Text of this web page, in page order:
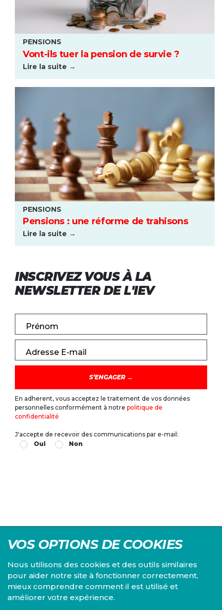
PENSIONS
Vont-ils tuer la pension de survie ?
Lire la suite →
PENSIONS
Pensions : une réforme de trahisons
Lire la suite →
INSCRIVEZ VOUS À LA
NEWSLETTER DE L'IEV
Prénom
Adresse E-mail
En adherent, vous acceptez le traitement de vos données
personnelles conformément à notre politique de
confidentialité
J'accepte de recevoir des communications par e-mail:
Oui
Non
VOS OPTIONS DE COOKIES
Nous utilisons des cookies et des outils similaires
pour aider notre site à fonctionner correctement,
mieux comprendre comment il est utilisé et
améliorer votre expérience.
Centre d'études du PS, l'Institut Emile Vandervelde se
consacre à la recherche sur toutes les questions d'ordre